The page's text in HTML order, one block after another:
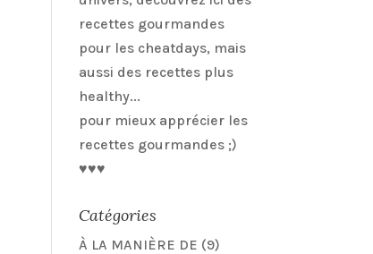
recettes gourmandes
pour les cheatdays, mais
aussi des recettes plus
healthy...
pour mieux apprécier les
recettes gourmandes ;)
♥♥♥
Catégories
À LA MANIÈRE DE (9)